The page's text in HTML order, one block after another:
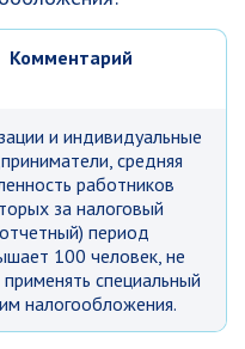
Комментарий
и индивидуальные
средняя
работников
за налоговый
период
100 человек, не
специальный
налогообложения.